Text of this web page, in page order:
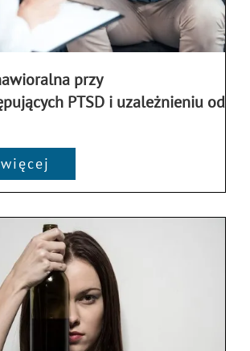
przy
PTSD i uzależnieniu od